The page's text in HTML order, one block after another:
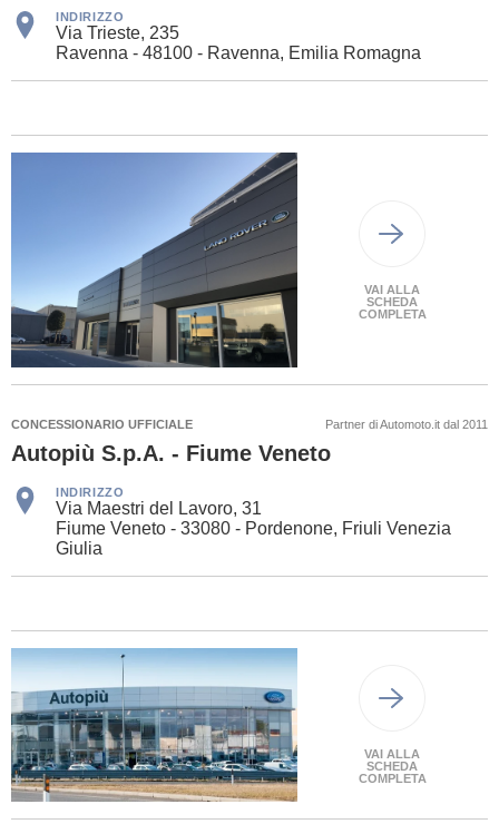
INDIRIZZO
Via Trieste, 235
Ravenna - 48100 - Ravenna, Emilia Romagna
VAI ALLA
SCHEDA
COMPLETA
CONCESSIONARIO UFFICIALE Partner di Automoto.it dal 2011
Autopiù S.p.A. - Fiume Veneto
INDIRIZZO
Via Maestri del Lavoro, 31
Fiume Veneto - 33080 - Pordenone, Friuli Venezia
Giulia
VAI ALLA
SCHEDA
COMPLETA